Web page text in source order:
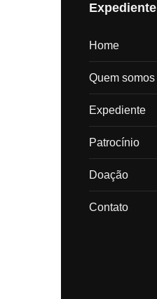
Expediente
Home
Quem somos
Expediente
Patrocínio
Doação
Contato